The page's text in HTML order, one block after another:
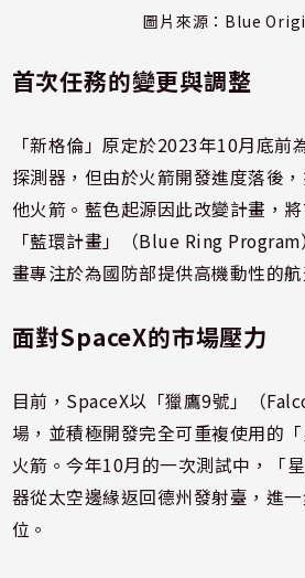
圖片來源：Blue
首次任務的變更與調整
「新格倫」原定於2023年10月底前
探測器，但由於火箭開發進度落後
他火箭。藍色起源因此改變計畫，
「藍環計畫」（Blue Ring
畫專注於為國防部提供高機動性的航
面對SpaceX的市場壓力
目前，SpaceX以「獵鷹9號」（
場，並積極開發完全可重複使用的
火箭。今年10月的一次測試中，「
器從太空邊緣返回德州發射臺，進
位。